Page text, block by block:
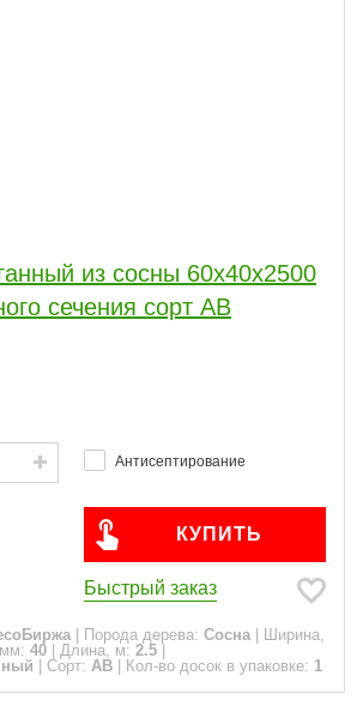
из сосны 60x40x2500
сечения сорт АВ
Антисептирование
КУПИТЬ
Быстрый заказ
Порода дерева: Сосна
Ширина,
40 Длина, м: 2.5
Сорт: АВ Кол-во досок в упаковке: 1